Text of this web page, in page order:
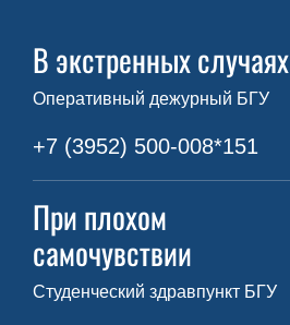
В экстренных случаях
Оперативный дежурный БГУ
+7 (3952) 500-008*151
При плохом
самочувствии
Студенческий здравпункт БГУ